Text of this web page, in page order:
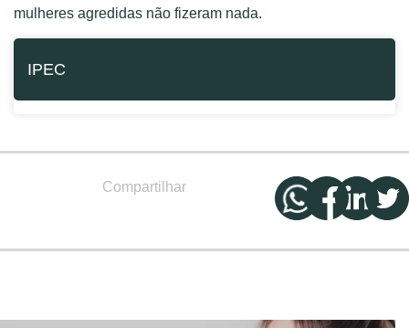
mulheres agredidas não fizeram nada.
IPEC
Compartilhar